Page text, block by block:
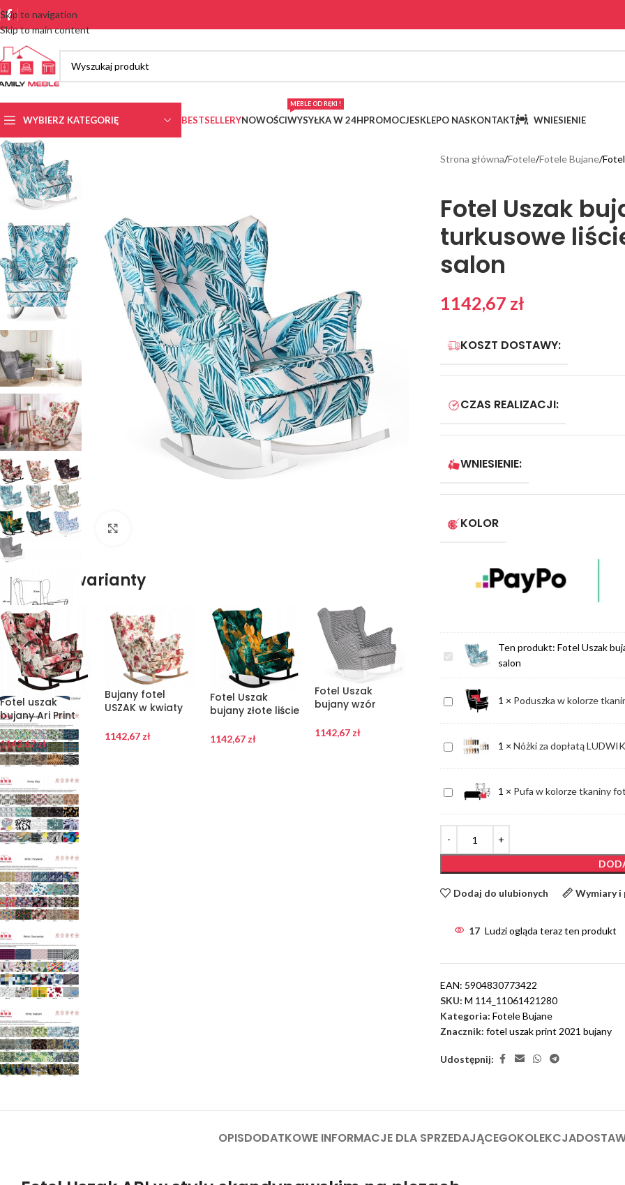
Skip to navigation
Skip to main content
WYBIERZ KATEGORIĘ BESTSELLERYNOWOŚCIWYSYŁKA W 24H
MEBLE OD RĘKI !
PROMOCJESKLEPO NASKONTAKT WNIESIENIE
warianty
Fotel uszak
bujany Ari Print
Family Meble
1142,67zł
Bujany fotel
USZAK w kwiaty
bujak
1142,67 zł
Fotel Uszak
bujany złote liście
1142,67 zł
Fotel Uszak
bujany wzór
białoczarny ONA
1142,67zł
Fotel Uszak
bujany pokój
dziecinny
Fotel Uszak
wąskie liście
Strona główna Fotele Fotele Bujane
Fotel Uszak
turkusowe
salon
1142,67 zł
KOSZT DOSTAWY:
CZAS REALIZACJI:
WNIESIENIE:
KOLOR
Fotel
turkusowe
salon
Ten produkt: Fotel Uszak
salon
Poduszka
tkaniny
1 × Poduszka w kolorze
Nóżki
LUDWIK
LAURA
1 × Nóżki za dopłatą
Pufa
tkaniny
fotela
1 × Pufa w kolorze tkaniny
Dodaj do ulubionych Wymiary i
17 Ludzi ogląda teraz ten produkt
EAN: 5904830773422
SKU: M 114_11061421280
Kategoria: Fotele Bujane
Znacznik: fotel uszak print 2021 bujany
Udostępnij:
OPISDODATKOWE INFORMACJE DLA SPRZEDAJĄCEGOKOLEKCJA